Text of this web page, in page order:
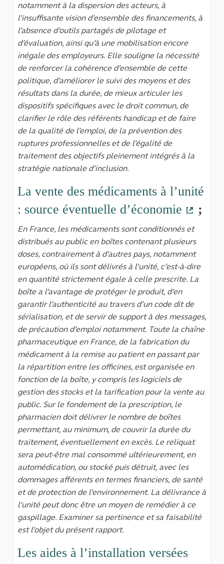
notamment à la dispersion des acteurs, à
l’insuffisante vision d’ensemble des financements, à
l’absence d’outils partagés de pilotage et
d’évaluation, ainsi qu’à une mobilisation encore
inégale des employeurs. Elle souligne la nécessité
de renforcer la cohérence d’ensemble de cette
politique, d’améliorer le suivi des moyens et des
résultats dans la durée, de mieux articuler les
dispositifs spécifiques avec le droit commun, de
clarifier le rôle des référents handicap et de faire
de la qualité de l’emploi, de la prévention des
ruptures professionnelles et de l’égalité de
traitement des objectifs pleinement intégrés à la
stratégie nationale d’inclusion.
La vente des médicaments à l’unité
: source éventuelle d’économie
;
En France, les médicaments sont conditionnés et
distribués au public en boîtes contenant plusieurs
doses, contrairement à d’autres pays, notamment
européens, où ils sont délivrés à l’unité, c’est-à-dire
en quantité strictement égale à celle prescrite. La
boîte a l’avantage de protéger le produit, d’en
garantir l’authenticité au travers d’un code dit de
sérialisation, et de servir de support à des messages,
de précaution d’emploi notamment. Toute la chaîne
pharmaceutique en France, de la fabrication du
médicament à la remise au patient en passant par
la répartition entre les officines, est organisée en
fonction de la boîte, y compris les logiciels de
gestion des stocks et la tarification pour la vente au
public. Sur le fondement de la prescription, le
pharmacien doit délivrer le nombre de boîtes
permettant, au minimum, de couvrir la durée du
traitement, éventuellement en excès. Le reliquat
sera peut-être mal consommé ultérieurement, en
automédication, ou stocké puis détruit, avec les
dommages afférents en termes financiers, de santé
et de protection de l’environnement. La délivrance à
l’unité peut donc être un moyen de remédier à ce
gaspillage. Examiner sa pertinence et sa faisabilité
est l’objet du présent rapport.
Les aides à l’installation versées